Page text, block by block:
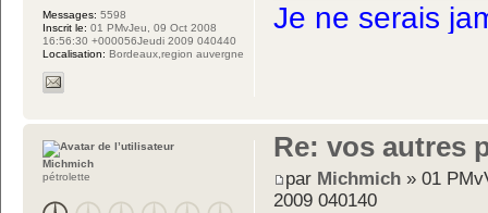
Je ne serais
Messages: 5598
Inscrit le: 01 PMvJeu, 09 Oct 2008
16:56:30 +000056Jeudi 2009 040440
Localisation: Bordeaux,region auvergne
Re: vos autres
par Michmich » 01
2009 040140
Michmich
pétrolette